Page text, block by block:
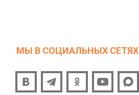
МЫ В СОЦИАЛЬНЫХ СЕТЯХ